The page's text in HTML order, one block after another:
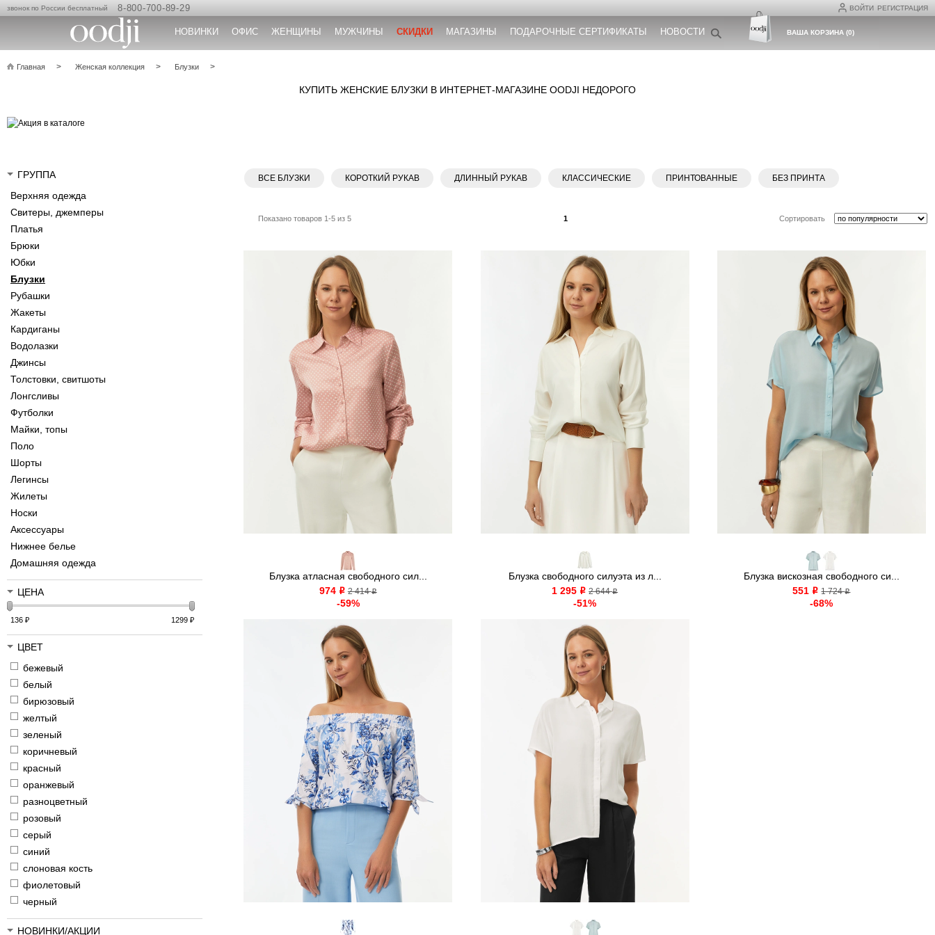
ВОЙТИ РЕГИСТРАЦИЯ
звонок по России бесплатный 8-800-700-89-29
НОВИНКИ ОФИС ЖЕНЩИНЫ МУЖЧИНЫ СКИДКИ МАГАЗИНЫ ПОДАРОЧНЫЕ СЕРТИФИКАТЫ НОВОСТИ ВАША КОРЗИНА(0)
Главная Женская коллекция Блузки
КУПИТЬ ЖЕНСКИЕ БЛУЗКИ В ИНТЕРНЕТ-МАГАЗИНЕ OODJI НЕДОРОГО
ГРУППА
Верхняя одежда
Свитеры, джемперы
Платья
Брюки
Юбки
Блузки
Рубашки
Жакеты
Кардиганы
Водолазки
Джинсы
Толстовки, свитшоты
Лонгсливы
Футболки
Майки, топы
Поло
Шорты
Легинсы
Жилеты
Носки
Аксессуары
Нижнее белье
Домашняя одежда
ЦЕНА
136 ₽ 1299₽
ЦВЕТ
бежевый
белый
бирюзовый
желтый
зеленый
коричневый
красный
оранжевый
разноцветный
розовый
серый
синий
слоновая кость
фиолетовый
черный
НОВИНКИ/АКЦИИ
ВСЕ БЛУЗКИ КОРОТКИЙ РУКАВ ДЛИННЫЙ РУКАВ КЛАССИЧЕСКИЕ ПРИНТОВАННЫЕ БЕЗ ПРИНТА
Показано товаров 1-5 из 5 1 Сортировать
Блузка атласная свободного сил...
974 o 2 414o
-59%
Блузка свободного силуэта из л...
1 295 o 2 644o
-51%
Блузка вискозная свободного си...
551 o 1 724o
-68%